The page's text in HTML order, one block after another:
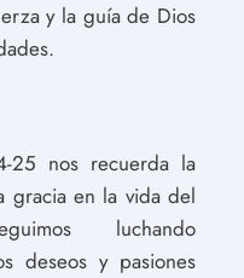
y ​​la guía de Dios
25 nos recuerda la
gracia en la vida del
luchando
deseos y pasiones